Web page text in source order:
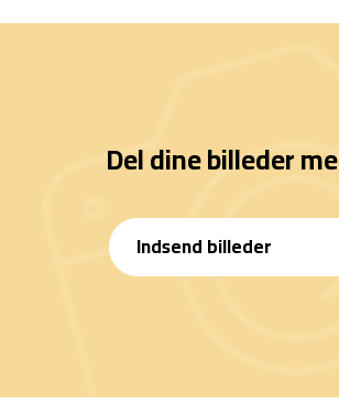
Del dine billeder
Indsend billeder